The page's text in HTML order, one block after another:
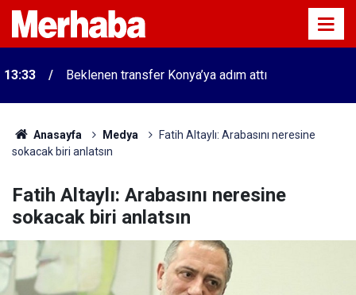
13:33 Beklenen transfer Konya’ya adım attı
Anasayfa Medya
Fatih Altaylı: Arabasını neresine
sokacak biri anlatsın
Fatih Altaylı: Arabasını neresine
sokacak biri anlatsın